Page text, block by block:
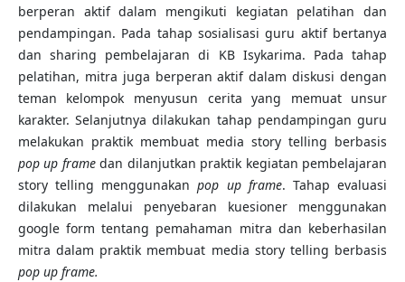
berperan aktif dalam mengikuti kegiatan pelatihan dan
pendampingan. Pada tahap sosialisasi guru aktif bertanya
dan sharing pembelajaran di KB Isykarima. Pada tahap
pelatihan, mitra juga berperan aktif dalam diskusi dengan
teman kelompok menyusun cerita yang memuat unsur
karakter. Selanjutnya dilakukan tahap pendampingan guru
melakukan praktik membuat media story telling berbasis
pop up framedan dilanjutkan praktik kegiatan pembelajaran
story telling menggunakanpop up frame. Tahap evaluasi
dilakukan melalui penyebaran kuesioner menggunakan
google form tentang pemahaman mitra dan keberhasilan
mitra dalam praktik membuat media story telling berbasis
pop up frame.